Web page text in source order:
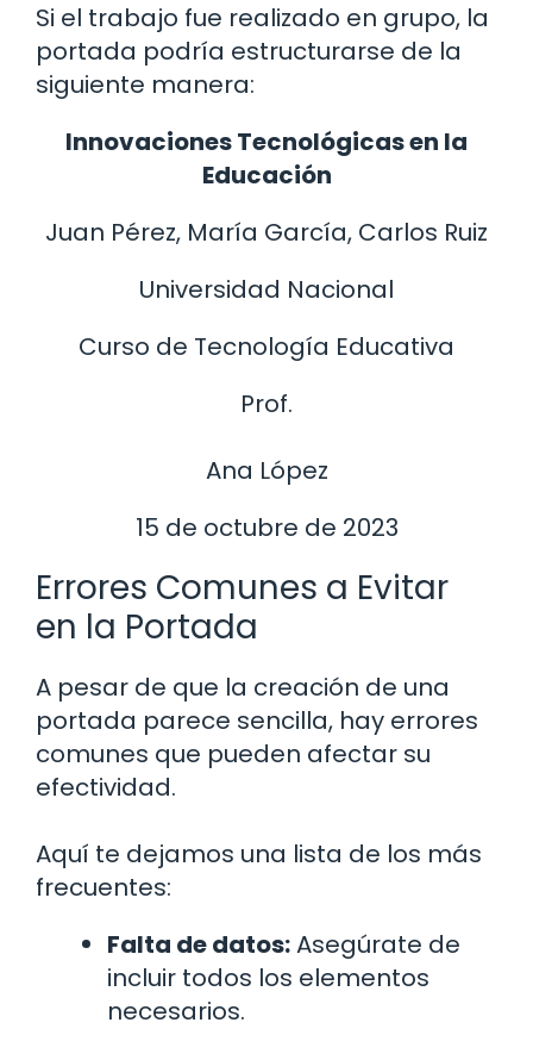
Si el trabajo fue realizado en grupo, la
portada podría estructurarse de la
siguiente manera:
Innovaciones Tecnológicas en la
Educación
Juan Pérez, María García, Carlos Ruiz
Universidad Nacional
Curso de Tecnología Educativa
Prof.
Ana López
15 de octubre de 2023
Errores Comunes a Evitar
en la Portada
A pesar de que la creación de una
portada parece sencilla, hay errores
comunes que pueden afectar su
efectividad.
Aquí te dejamos una lista de los más
frecuentes:
Falta de datos:Asegúrate de
incluir todos los elementos
necesarios.